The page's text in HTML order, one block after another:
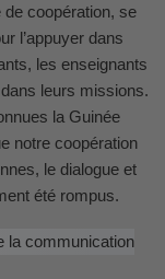
coopération, se
l’appuyer dans
les enseignants
leurs missions.
la Guinée
notre coopération
le dialogue et
été rompus.